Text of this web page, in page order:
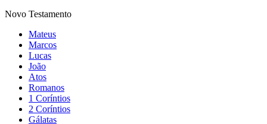
Novo Testamento
Mateus
Marcos
Lucas
João
Atos
Romanos
1 Coríntios
2 Coríntios
Gálatas